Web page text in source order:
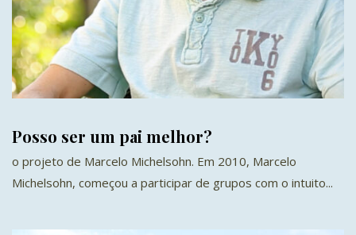
Posso ser um pai melhor?
o projeto de Marcelo Michelsohn. Em 2010, Marcelo
Michelsohn, começou a participar de grupos com o intuito...